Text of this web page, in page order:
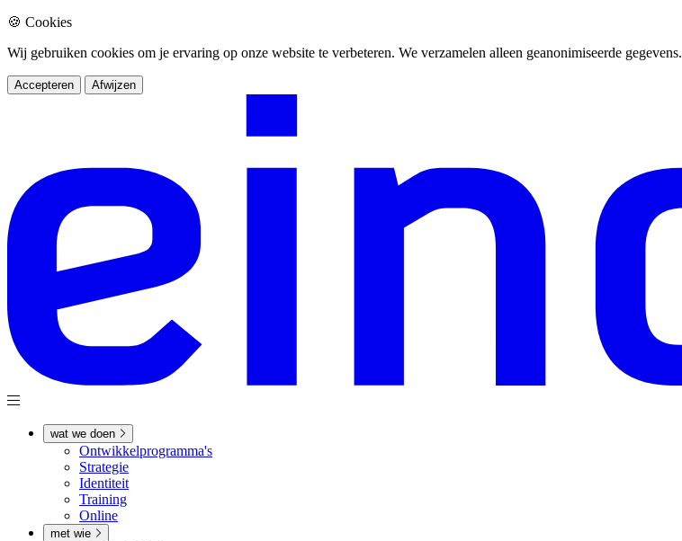
🍪 Cookies
Wij gebruiken cookies om je ervaring op onze website te verbeteren. We verzamelen alleen geanonimiseerde gegevens.
Accepteren Afwijzen
wat we doen
Ontwikkel­­programma's
Strategie
Identiteit
Training
Online
met wie